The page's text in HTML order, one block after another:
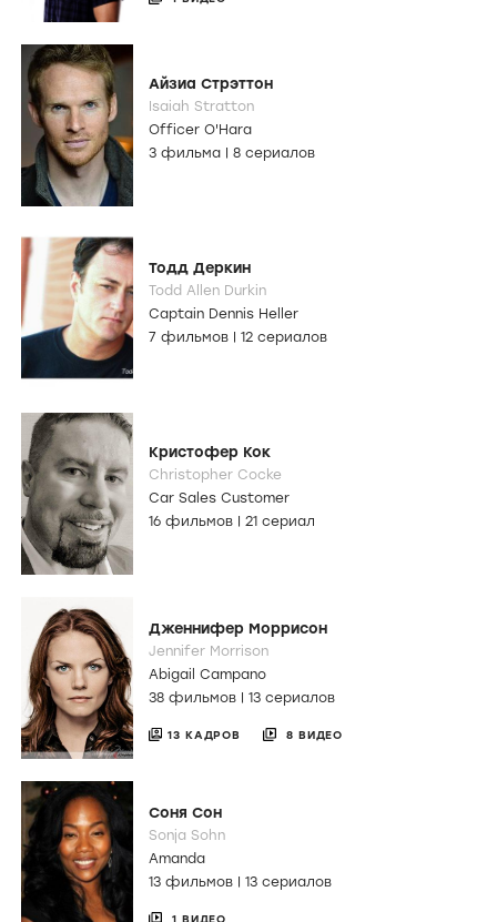
Айзиа Стрэттон
Isaiah Stratton
Officer O'Hara
3 фильма
8 сериалов
Тодд Деркин
Todd Allen Durkin
Captain Dennis Heller
7 фильмов
12 сериалов
Кристофер Кок
Christopher Cocke
Car Sales Customer
16 фильмов
21 сериал
Дженнифер Моррисон
Jennifer Morrison
Abigail Campano
38 фильмов | 13 сериалов
13 КАДРОВ 8 ВИДЕО
Соня Сон
Sonja Sohn
Amanda
13 фильмов | 13 сериалов
1 ВИДЕО